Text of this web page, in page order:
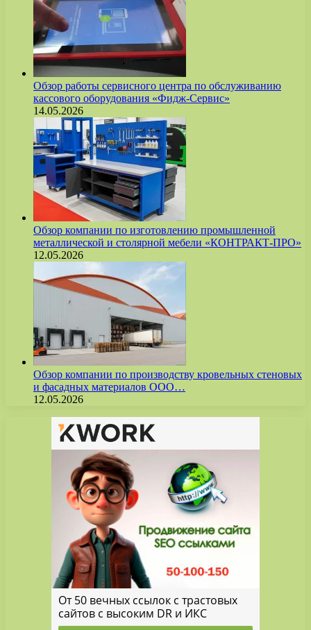
Обзор работы сервисного центра по обслуживанию
кассового оборудования «Фидж-Сервис»
14.05.2026
Обзор компании по изготовлению промышленной
металлической и столярной мебели «КОНТРАКТ-ПРО»
12.05.2026
Обзор компании по производству кровельных стеновых
и фасадных материалов ООО…
12.05.2026